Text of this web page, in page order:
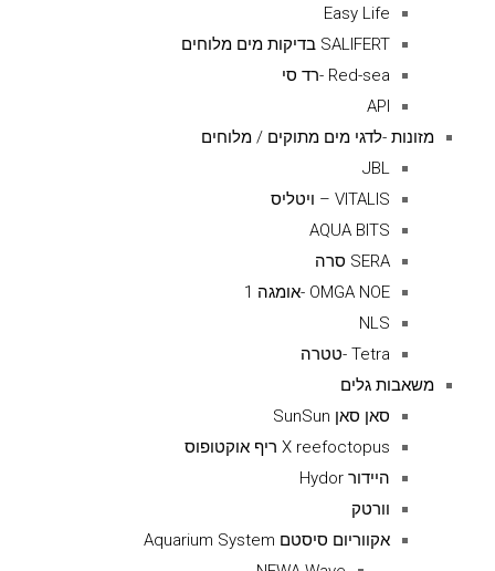
Easy Life
SALIFERT בדיקות מים מלוחים
Red-sea -רד סי
API
מזונות -לדגי מים מתוקים / מלוחים
JBL
VITALIS – ויטליס
AQUA BITS
SERA סרה
OMGA NOE -אומגה 1
NLS
Tetra -טטרה
משאבות גלים
סאן סאן SunSun
X reefoctopus ריף אוקטופוס
היידור Hydor
וורטק
אקווריום סיסטם Aquarium System